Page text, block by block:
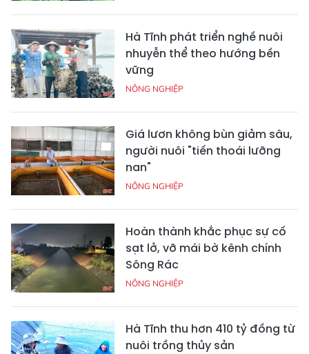
Hà Tĩnh phát triển nghề nuôi
nhuyễn thể theo hướng bền
vững
NÔNG NGHIỆP
Giá lươn không bùn giảm sâu,
người nuôi "tiến thoái lưỡng
nan"
NÔNG NGHIỆP
Hoàn thành khắc phục sự cố
sạt lở, vỡ mái bờ kênh chính
Sông Rác
NÔNG NGHIỆP
Hà Tĩnh thu hơn 410 tỷ đồng từ
nuôi trồng thủy sản